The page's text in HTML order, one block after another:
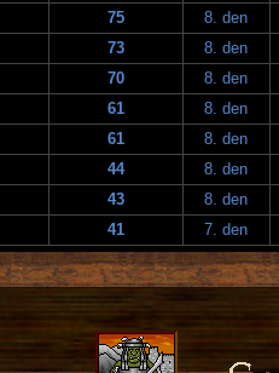
75
8. den
73
8. den
70
8. den
61
8. den
61
8. den
44
8. den
43
8. den
41 7. den